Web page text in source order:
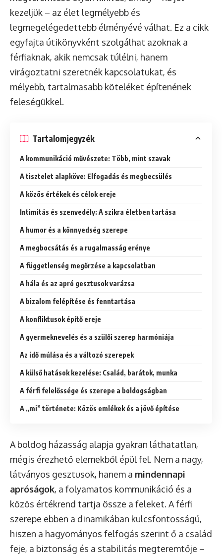
kezeljük – az élet legmélyebb és
legmegelégedettebb élményévé válhat. Ez a cikk
egyfajta útikönyvként szolgálhat azoknak a
férfiaknak, akik nemcsak túlélni, hanem
virágoztatni szeretnék kapcsolatukat, és
mélyebb, tartalmasabb köteléket építenének
feleségükkel.
Tartalomjegyzék
A kommunikáció művészete: Több, mint szavak
A tisztelet alapköve: Elfogadás és megbecsülés
A közös értékek és célok ereje
Intimitás és szenvedély: A szikra életben tartása
A humor és a könnyedség szerepe
A megbocsátás és a rugalmasság erénye
A függetlenség megőrzése a kapcsolatban
A hála és az apró gesztusok varázsa
A bizalom felépítése és fenntartása
A konfliktusok építő ereje
A gyermeknevelés és a szülői szerep harmóniája
Az idő múlása és a változó szerepek
A külső hatások kezelése: Család, barátok, munka
A férfi felelőssége és szerepe a boldogságban
A „mi” története: Közös emlékek és a jövő építése
A boldog házasság alapja gyakran láthatatlan,
mégis érezhető elemekből épül fel. Nem a nagy,
látványos gesztusok, hanem a mindennapi
apróságok, a folyamatos kommunikáció és a
közös értékrend tartja össze a feleket. A férfi
szerepe ebben a dinamikában kulcsfontosságú,
hiszen a hagyományos felfogás szerint ő a család
feje, a biztonság és a stabilitás megteremtője –